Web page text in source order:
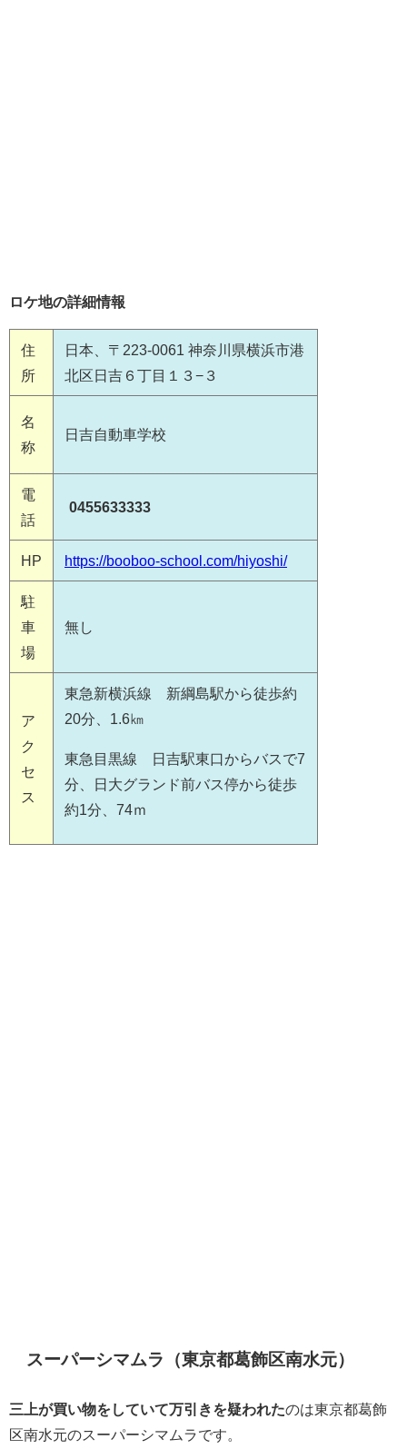
ロケ地の詳細情報
住
所
日本、〒223-0061 神奈川県横浜市港
北区日吉６丁目１３−３
名
称
日吉自動車学校
電
話
0455633333
HP https://booboo-school.com/hiyoshi/
駐
車
場
無し
ア
ク
セ
ス
東急新横浜線 新綱島駅から徒歩約
20分、1.6㎞
東急目黒線 日吉駅東口からバスで7
分、日大グランド前バス停から徒歩
約1分、74ｍ
スーパーシマムラ（東京都葛飾区南水元）
三上が買い物をしていて万引きを疑われたのは東京都葛飾
区南水元のスーパーシマムラです。